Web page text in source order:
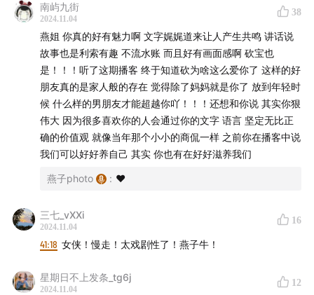
还比较小的时候，我们俩谁遇到了什么不痛快的事，就随
便她家还是我家，从楼下搬一箱青岛啤酒，坐在地上喝。
边喝边哭，哭着哭着又笑起来，然后就四仰八叉睡在地板
上。早晨被阳光晒醒的时候，谁先起来，就把对方拍下
来，存成一张黑历史。
对于彼此来说，我们都是瑕疵叠瑕疵，蠢事连蠢事拼合起
来的，强大也脆弱的一个活生生的人。所以才也需要彼此
的安慰，嘻笑，支撑和敲打。
部分，也都发生了许多物是人非的变化。
可是，这一杯，就敬，没变的我们。
（录这期播客，我们俩喝了八整瓶啤酒哈哈哈哈）
南屿九街
2024.11.04
38
燕姐 你真的好有魅力啊 文字娓娓道来让人产生共鸣 讲话说
故事也是利索有趣 不流水账 而且好有画面感啊 砍宝也
是！！！听了这期播客 终于知道砍为啥这么爱你了 这样的好
朋友真的是家人般的存在 觉得除了妈妈就是你了 放到年轻时
候 什么样的男朋友才能超越你吖！！！还想和你说 其实你狠
伟大 因为很多喜欢你的人会通过你的文字 语言 坚定无比正
确的价值观 就像当年那个小小的商侃一样 之前你在播客中说
我们可以好好养自己 其实 你也有在好好滋养我们
燕子photo : ❤️
三七_vXXi
2024.11.04
16
41:18 女侠！慢走！太戏剧性了！燕子牛！
星期日不上发条_tg6j
2024.11.04
12